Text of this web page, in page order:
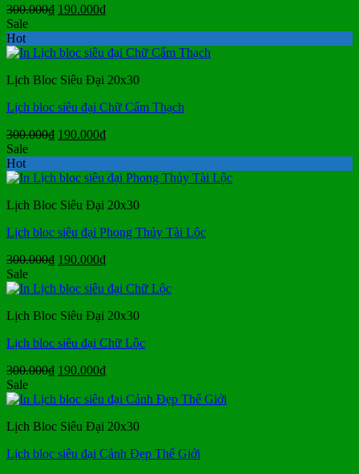
300.000₫ Giá
300.000₫.
190.000₫Giá
là:
Sale
Hot
Lịch Bloc Siêu Đại 20x30
Lịch bloc siêu đại Chữ Cẩm Thạch
300.000₫ Giá
300.000₫.
190.000₫Giá
là:
Sale
Hot
Lịch Bloc Siêu Đại 20x30
Lịch bloc siêu đại Phong Thủy Tài Lộc
300.000₫ Giá
là:
190.000₫Giá
tại
190.000₫.
Sale
Lịch Bloc Siêu Đại 20x30
Lịch bloc siêu đại Chữ Lộc
300.000₫ Giá
là:
190.000₫Giá
tại
190.000₫.
Sale
Lịch Bloc Siêu Đại 20x30
Lịch bloc siêu đại Cảnh Đẹp Thế Giới